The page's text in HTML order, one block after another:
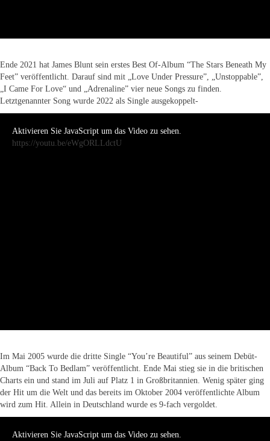
Ende 2021 hat James Blunt sein erstes Best Of-Album “The Stars Beneath My
Feet” veröffentlicht. Darauf sind mit „Love Under Pressure”, „Unstoppable”,
„I Came For Love“ und „Adrenaline” vier neue Songs zu finden.
Letztgenannter Song wurde 2022 als Single ausgekoppelt-
Aktivieren Sie JavaScript um das Video zu sehen.
https://youtu.be/eWgORLLdctU
Im Mai 2005 wurde die dritte Single “You’re Beautiful” aus seinem Debüt-
Album “Back To Bedlam” veröffentlicht. Ende Mai stieg sie in die britischen
Charts ein und stand im Juli auf Platz 1 in Großbritannien. Wenig später ging
der Hit um die Welt und das bereits im Oktober 2004 veröffentlichte Album
wird zum Hit. Allein in Deutschland wurde es 9-fach vergoldet.
Aktivieren Sie JavaScript um das Video zu sehen.